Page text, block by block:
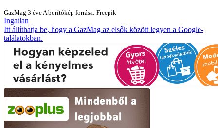
GazMag 3 éve A borítókép forrása: Freepik
Ingatlan
Itt állíthatja be, hogy a GazMag az elsők között legyen a Google-
találatokban.